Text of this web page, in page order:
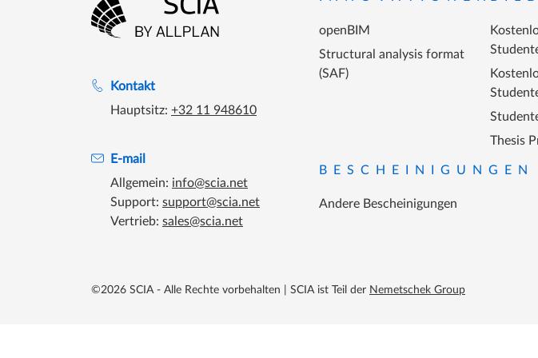
Unterstützung während der Bürozeiten
Kontakt
Hauptsitz: +32 11 948610
E-mail
Allgemein: info@scia.net
Support: support@scia.net
Vertrieb: sales@scia.net
openBIM
Structural analysis format
(SAF)
Thesis
BESCHEINIGUNGEN
Andere Bescheinigungen
©2026 SCIA - Alle Rechte vorbehalten SCIA ist Teil der Nemetschek Group